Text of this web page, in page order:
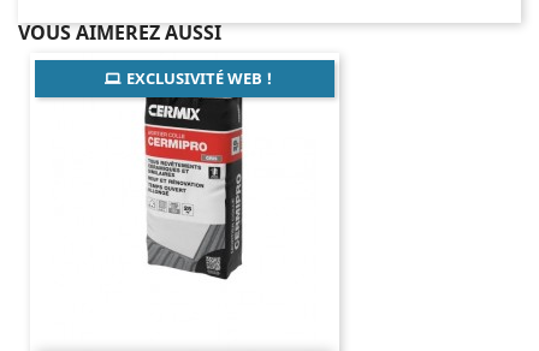
VOUS AIMEREZ AUSSI
EXCLUSIVITÉ WEB !